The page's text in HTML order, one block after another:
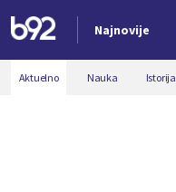
Najnovije
Nova vest
Aktuelno Nauka Istorija